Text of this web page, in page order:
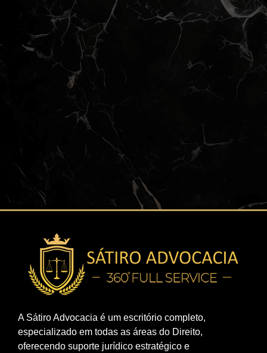
A Sátiro Advocacia é um escritório completo,
especializado em todas as áreas do Direito,
oferecendo suporte jurídico estratégico e